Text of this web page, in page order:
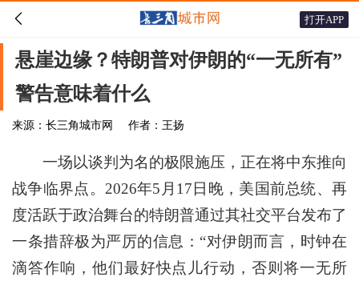
 打开APP
悬崖边缘？特朗普对伊朗的“一无所有”
警告意味着什么
来源：长三角城市网 作者：王扬
一场以谈判为名的极限施压，正在将中东推向
战争临界点。2026年5月17日晚，美国前总统、再
度活跃于政治舞台的特朗普通过其社交平台发布了
一条措辞极为严厉的信息：“对伊朗而言，时钟在
滴答作响，他们最好快点儿行动，否则将一无所